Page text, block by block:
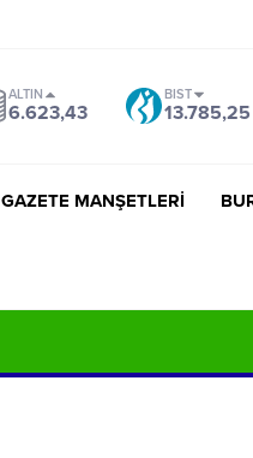
ALTIN
6.623,43
BIST
13.785,25
GAZETE MANŞETLERİ